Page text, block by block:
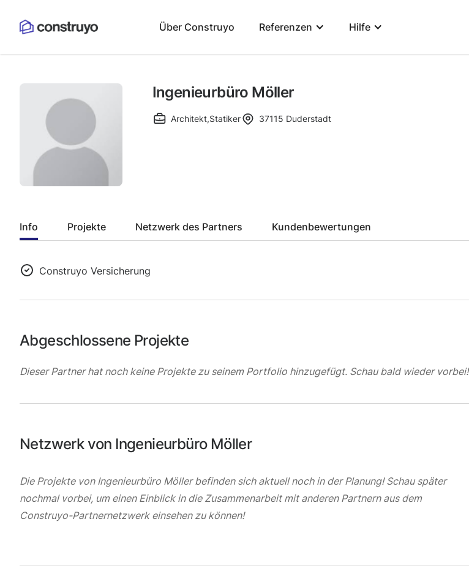
Über Construyo Referenzen Hilfe
Ingenieurbüro Möller
Architekt,Statiker 37115 Duderstadt
Info Projekte Netzwerk des Partners Kundenbewertungen
Construyo Versicherung
Abgeschlossene Projekte
Dieser Partner hat noch keine Projekte zu seinem Portfolio hinzugefügt. Schau bald wieder vorbei!
Netzwerk von Ingenieurbüro Möller
Die Projekte von Ingenieurbüro Möller befinden sich aktuell noch in der Planung! Schau später
nochmal vorbei, um einen Einblick in die Zusammenarbeit mit anderen Partnern aus dem
Construyo-Partnernetzwerk einsehen zu können!